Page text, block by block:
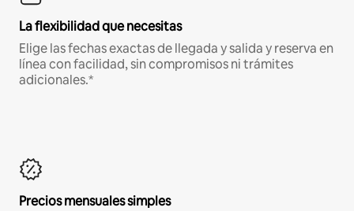
La flexibilidad que necesitas
Elige las fechas exactas de llegada y salida y reserva en
línea con facilidad, sin compromisos ni trámites
adicionales.*
Precios mensuales simples